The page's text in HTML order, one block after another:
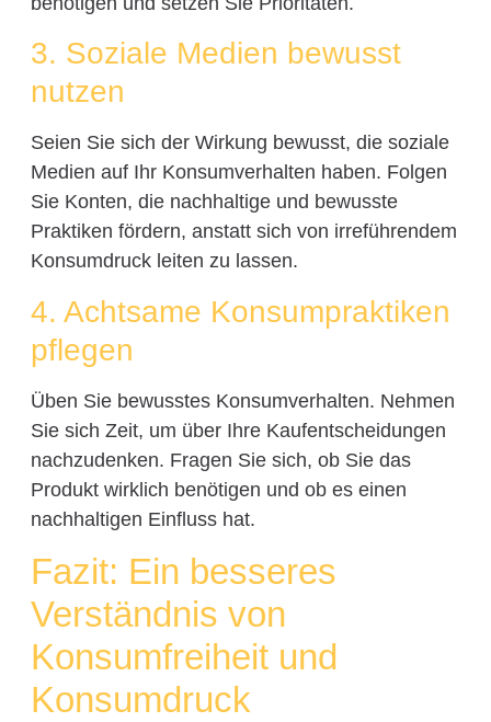
3. Soziale Medien bewusst
nutzen
Seien Sie sich der Wirkung bewusst, die soziale
Medien auf Ihr Konsumverhalten haben. Folgen
Sie Konten, die nachhaltige und bewusste
Praktiken fördern, anstatt sich von irreführendem
Konsumdruck leiten zu lassen.
4. Achtsame Konsumpraktiken
pflegen
Üben Sie bewusstes Konsumverhalten. Nehmen
Sie sich Zeit, um über Ihre Kaufentscheidungen
nachzudenken. Fragen Sie sich, ob Sie das
Produkt wirklich benötigen und ob es einen
nachhaltigen Einfluss hat.
Fazit: Ein besseres
Verständnis von
Konsumfreiheit und
Konsumdruck